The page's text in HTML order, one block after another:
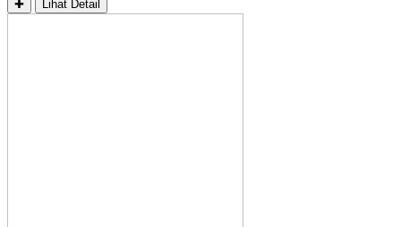
✚ Lihat Detail